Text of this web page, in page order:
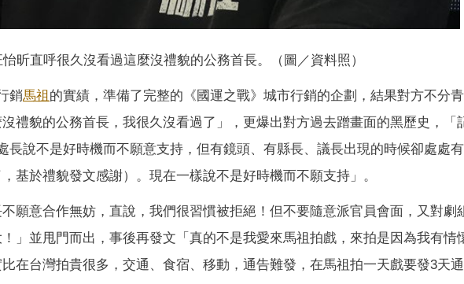
昕直呼很久沒看過這麼沒禮貌的公務首長。（圖／資料照）
銷馬祖 的實績，準備了完整的《國運之戰》城市行銷的企劃，結果對方不分
禮貌的公務首長，我很久沒看過了」，更爆出對方過去蹭畫面的黑歷史，「
長說不是好時機而不願意支持，但有鏡頭、有縣長、議長出現的時候卻處處
基於禮貌發文感謝）。現在一樣說不是好時機而不願支持」。
願意合作無妨，直說，我們很習慣被拒絕！但不要隨意派官員會面，又對劇
」並甩門而出，事後再發文「真的不是我愛來馬祖拍戲，來拍是因為我有情
在台灣拍貴很多，交通、食宿、移動，通告難發，在馬祖拍一天戲要發3天